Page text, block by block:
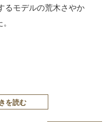
るモデルの荒木さやか
を読む